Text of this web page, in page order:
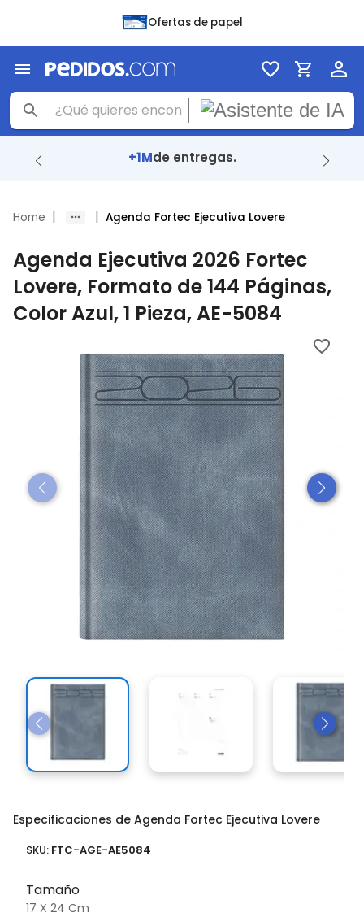
Ofertas de papel
llegaron en menos de 24 Hrs.
Home | | Agenda Fortec Ejecutiva Lovere
Agenda Ejecutiva 2026 Fortec
Lovere, Formato de 144 Páginas,
Color Azul, 1 Pieza, AE-5084
Especificaciones de Agenda Fortec Ejecutiva Lovere
SKU: FTC-AGE-AE5084
Tamaño
17 X 24 Cm